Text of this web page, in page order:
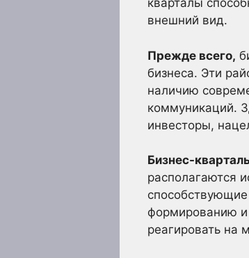
кварталы
внешний вид.
Прежде всего,
бизнеса. Эти
наличию
коммуникаций.
инвесторы,
Бизнес-
располагаются
формированию и
реагировать на